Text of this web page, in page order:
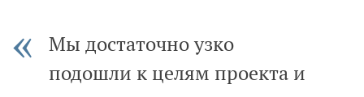
Мы достаточно узко
подошли к целям проекта и